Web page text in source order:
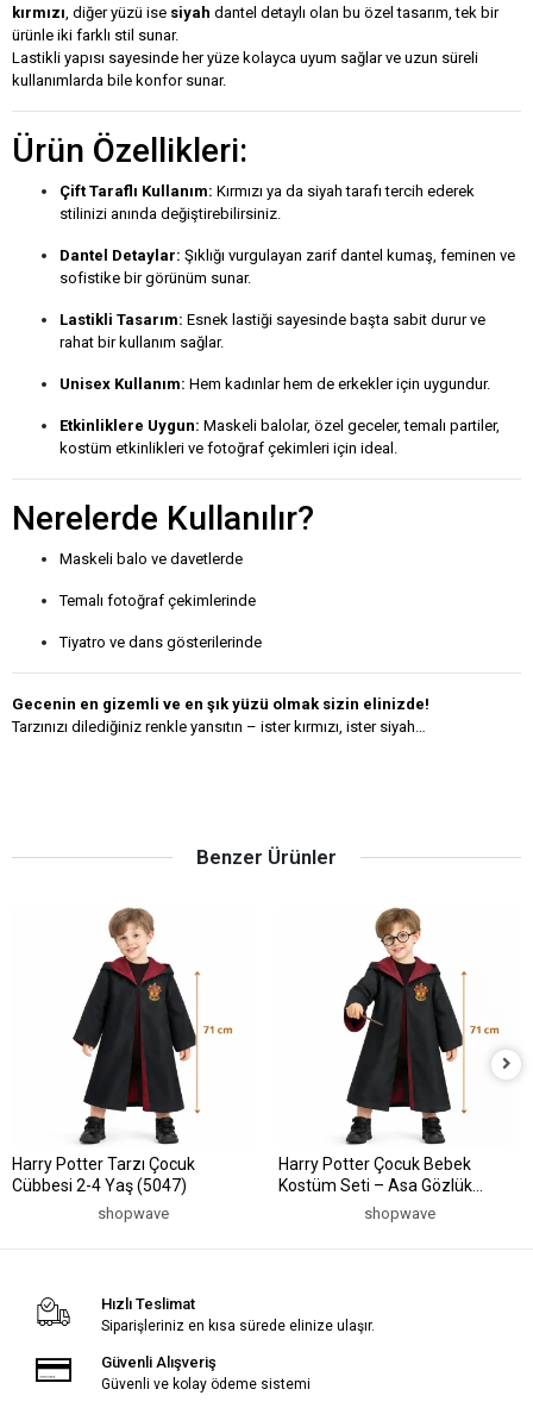
kırmızı, diğer yüzü ise siyah dantel detaylı olan bu özel tasarım, tek bir
ürünle iki farklı stil sunar.
Lastikli yapısı sayesinde her yüze kolayca uyum sağlar ve uzun süreli
kullanımlarda bile konfor sunar.
Ürün Özellikleri:
Çift Taraflı Kullanım: Kırmızı ya da siyah tarafı tercih ederek
stilinizi anında değiştirebilirsiniz.
Dantel Detaylar: Şıklığı vurgulayan zarif dantel kumaş, feminen ve
sofistike bir görünüm sunar.
Lastikli Tasarım: Esnek lastiği sayesinde başta sabit durur ve
rahat bir kullanım sağlar.
Unisex Kullanım: Hem kadınlar hem de erkekler için uygundur.
Etkinliklere Uygun: Maskeli balolar, özel geceler, temalı partiler,
kostüm etkinlikleri ve fotoğraf çekimleri için ideal.
Nerelerde Kullanılır?
Maskeli balo ve davetlerde
Temalı fotoğraf çekimlerinde
Tiyatro ve dans gösterilerinde
Gecenin en gizemli ve en şık yüzü olmak sizin elinizde!
Tarzınızı dilediğiniz renkle yansıtın – ister kırmızı, ister siyah…
Benzer Ürünler
Harry Potter Tarzı Çocuk
Cübbesi 2-4 Yaş (5047)
shopwave
Harry Potter Çocuk Bebek
Kostüm Seti – Asa Gözlük
Pelerin 71 cm (2-4 Yaş) (5047)
shopwave
Hızlı Teslimat
Siparişleriniz en kısa sürede elinize ulaşır.
Güvenli Alışveriş
Güvenli ve kolay ödeme sistemi